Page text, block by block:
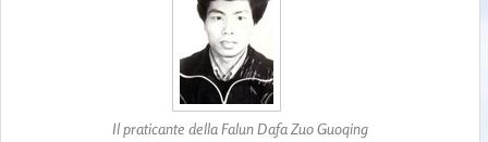
Il praticante della Falun Dafa Zuo Guoqing